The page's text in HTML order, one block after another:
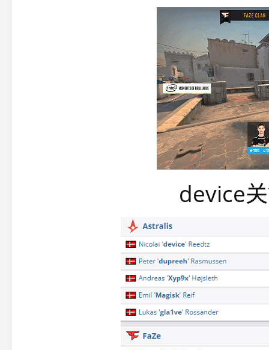
device